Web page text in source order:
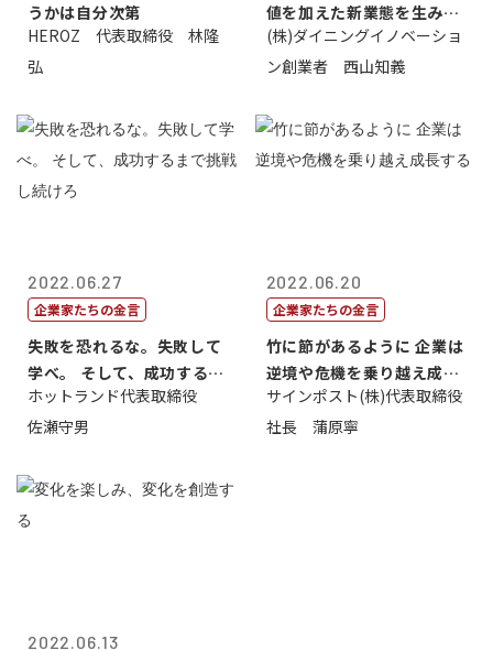
うかは自分次第
HEROZ 代表取締役 林隆
弘
値を加えた新業態を生み出
すこと
(株)ダイニングイノベーショ
ン創業者 西山知義
2022.06.27
企業家たちの金言
失敗を恐れるな。失敗して
学べ。 そして、成功するま
で挑戦し続...
ホットランド代表取締役
佐瀬守男
2022.06.20
企業家たちの金言
竹に節があるように 企業は
逆境や危機を乗り越え成長
する
サインポスト(株)代表取締役
社長 蒲原寧
2022.06.13